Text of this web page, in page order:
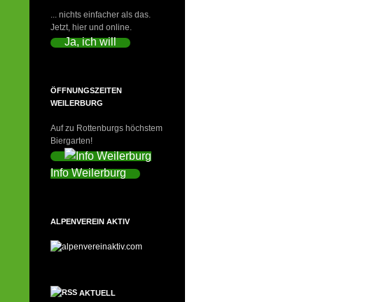
... nichts einfacher als das.
Jetzt, hier und online.
Ja, ich will
ÖFFNUNGSZEITEN
WEILERBURG
Auf zu Rottenburgs höchstem
Biergarten!
Info Weilerburg
ALPENVEREIN AKTIV
AKTUELL